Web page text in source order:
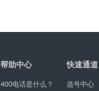
帮助中心
400电话是什么？
快速通道
选号中心